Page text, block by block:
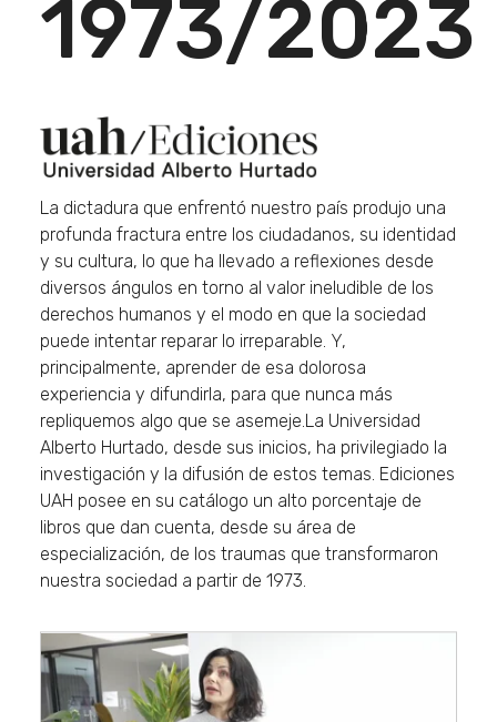
1973/2023
La dictadura que enfrentó nuestro país produjo una
profunda fractura entre los ciudadanos, su identidad
y su cultura, lo que ha llevado a reflexiones desde
diversos ángulos en torno al valor ineludible de los
derechos humanos y el modo en que la sociedad
puede intentar reparar lo irreparable. Y,
principalmente, aprender de esa dolorosa
experiencia y difundirla, para que nunca más
repliquemos algo que se asemeje.La Universidad
Alberto Hurtado, desde sus inicios, ha privilegiado la
investigación y la difusión de estos temas. Ediciones
UAH posee en su catálogo un alto porcentaje de
libros que dan cuenta, desde su área de
especialización, de los traumas que transformaron
nuestra sociedad a partir de 1973.